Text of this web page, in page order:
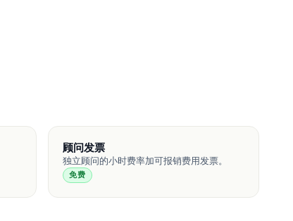
顾问发票
独立顾问的小时费率加可报销费用发票。
免费